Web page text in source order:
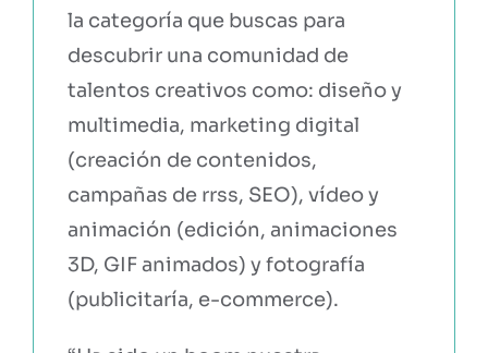
la categoría que buscas para
descubrir una comunidad de
talentos creativos como: diseño y
multimedia, marketing digital
(creación de contenidos,
campañas de rrss, SEO), vídeo y
animación (edición, animaciones
3D, GIF animados) y fotografía
(publicitaría, e-commerce).